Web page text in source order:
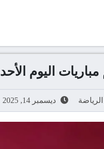
14 ديسمبر 2025 والقنوات الناقلة
الرياضة ديسمبر 14, 2025